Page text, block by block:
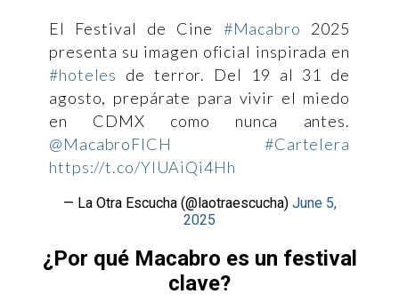
El Festival de Cine #Macabro 2025
presenta su imagen oficial inspirada en
#hoteles de terror. Del 19 al 31 de
agosto, prepárate para vivir el miedo
en CDMX como nunca antes.
@MacabroFICH
#Cartelera
https://t.co/YlUAiQi4Hh
— La Otra Escucha (@laotraescucha) June 5,
2025
¿Por qué Macabro es un festival
clave?